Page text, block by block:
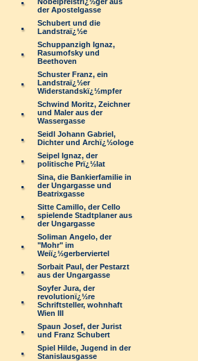
der Apostelgasse
Schubert und die
Landstraï¿½e
Schuppanzigh Ignaz,
Rasumofsky und
Beethoven
Schuster Franz, ein
Landstraï¿½er
Widerstandskï¿½mpfer
Schwind Moritz, Zeichner
und Maler aus der
Wassergasse
Seidl Johann Gabriel,
Dichter und Archï¿½ologe
Seipel Ignaz, der
politische Prï¿½lat
Sina, die Bankierfamilie in
der Ungargasse und
Beatrixgasse
Sitte Camillo, der Cello
spielende Stadtplaner aus
der Ungargasse
Soliman Angelo, der
"Mohr" im
Weiï¿½gerberviertel
Sorbait Paul, der Pestarzt
aus der Ungargasse
Soyfer Jura, der
revolutionï¿½re
Schriftsteller, wohnhaft
Wien III
Spaun Josef, der Jurist
und Franz Schubert
Spiel Hilde, Jugend in der
Stanislausgasse